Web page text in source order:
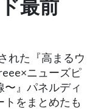
最前
れた『高まるウ
ニューズピ
〜』パネルディ
トをまとめたも